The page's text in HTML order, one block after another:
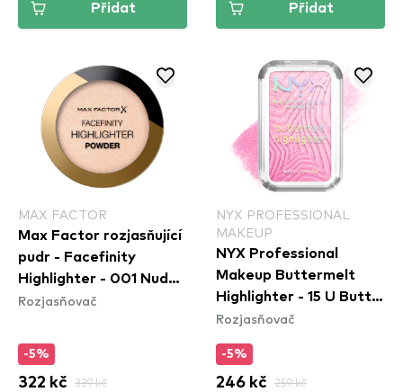
Přidat Přidat
MAX FACTOR
Max Factor rozjasňující
pudr - Facefinity
Highlighter - 001 Nude
Beam
Rozjasňovač
-5%
322 kč 339 kč
NYX PROFESSIONAL
MAKEUP
NYX Professional
Makeup Buttermelt
Highlighter - 15 U Butta
Werk
Rozjasňovač
-5%
246 kč 259 kč